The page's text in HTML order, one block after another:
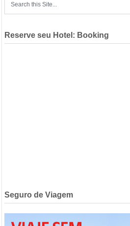
Reserve seu Hotel: Booking
Seguro de Viagem